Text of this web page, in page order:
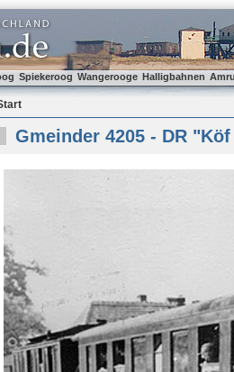
Spiekeroog Wangerooge Halligbahnen
Gmeinder 4205 - DR